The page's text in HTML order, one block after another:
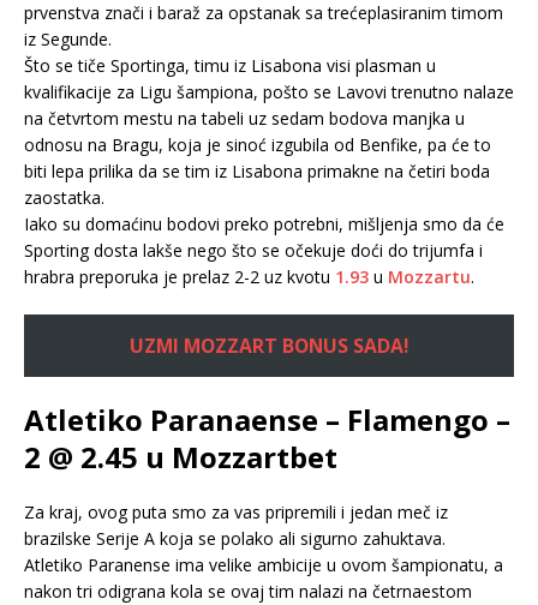
prvenstva znači i baraž za opstanak sa trećeplasiranim timom
iz Segunde.
Što se tiče Sportinga, timu iz Lisabona visi plasman u
kvalifikacije za Ligu šampiona, pošto se Lavovi trenutno nalaze
na četvrtom mestu na tabeli uz sedam bodova manjka u
odnosu na Bragu, koja je sinoć izgubila od Benfike, pa će to
biti lepa prilika da se tim iz Lisabona primakne na četiri boda
zaostatka.
Iako su domaćinu bodovi preko potrebni, mišljenja smo da će
Sporting dosta lakše nego što se očekuje doći do trijumfa i
hrabra preporuka je prelaz 2-2 uz kvotu 1.93 u Mozzartu.
UZMI MOZZART BONUS SADA!
Atletiko Paranaense – Flamengo –
2 @ 2.45 u Mozzartbet
Za kraj, ovog puta smo za vas pripremili i jedan meč iz
brazilske Serije A koja se polako ali sigurno zahuktava.
Atletiko Paranense ima velike ambicije u ovom šampionatu, a
nakon tri odigrana kola se ovaj tim nalazi na četrnaestom